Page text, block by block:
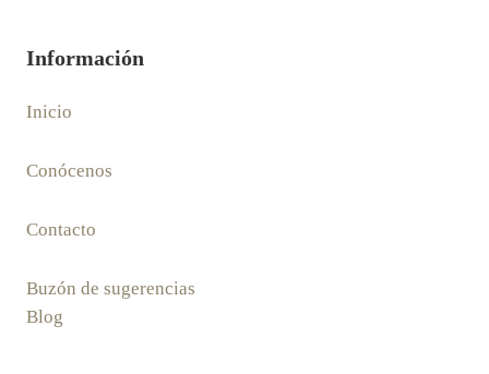
Información
Inicio
Conócenos
Contacto
Buzón de sugerencias
Blog